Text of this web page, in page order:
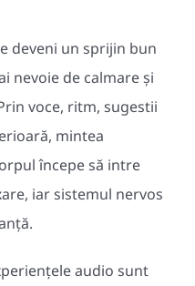
deveni un sprijin bun
nevoie de calmare și
voce, ritm, sugestii
mintea
începe să intre
iar sistemul nervos
audio sunt